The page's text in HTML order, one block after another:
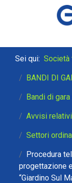
Sei qui: Società
BANDI DI
Bandi di
Avvisi
Settori
Procedura
progettazione
“Giardino Sul